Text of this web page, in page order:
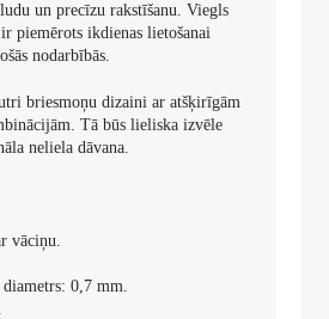
un precīzu rakstīšanu. Viegls
ir piemērots ikdienas lietošanai
nodarbībās.
briesmoņu dizaini ar atšķirīgām
Tā būs lieliska izvēle
neliela dāvana.
vāciņu.
diametrs: 0,7 mm.